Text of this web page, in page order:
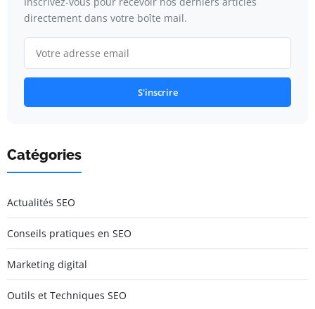
directement dans votre boîte mail.
S'inscrire
Catégories
Actualités SEO
Conseils pratiques en SEO
Marketing digital
Outils et Techniques SEO